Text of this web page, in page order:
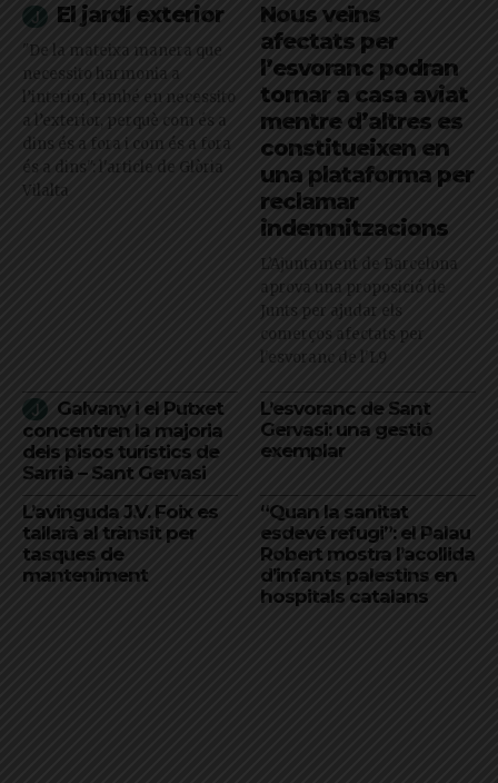
El jardí exterior
"De la mateixa manera que
necessito harmonia a
l’interior, també en necessito
a l’exterior, perquè com és a
dins és a fora i com és a fora
és a dins": l'article de Glòria
Vilalta
Nous veïns
afectats per
l’esvoranc podran
tornar a casa aviat
mentre d’altres es
constitueixen en
una plataforma per
reclamar
indemnitzacions
L’Ajuntament de Barcelona
aprova una proposició de
Junts per ajudar els
comerços afectats per
l'esvoranc de l'L9
Galvany i el Putxet
concentren la majoria
dels pisos turístics de
Sarrià – Sant Gervasi
L’esvoranc de Sant
Gervasi: una gestió
exemplar
L’avinguda J.V. Foix es
tallarà al trànsit per
tasques de
manteniment
“Quan la sanitat
esdevé refugi”: el Palau
Robert mostra l’acollida
d’infants palestins en
hospitals catalans